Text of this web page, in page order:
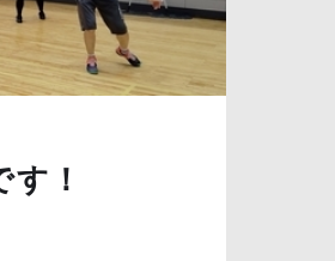
！